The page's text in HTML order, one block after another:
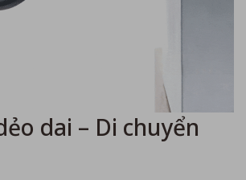
dai – Di chuyển